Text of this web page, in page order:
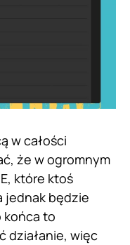
w całości
że w ogromnym
które ktoś
jednak będzie
końca to
działanie, więc